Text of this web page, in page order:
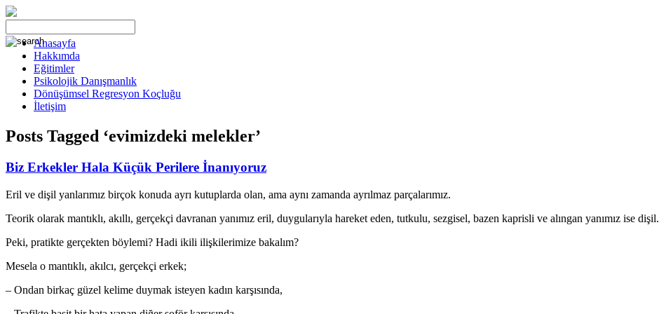
Anasayfa
Hakkımda
Eğitimler
Psikolojik Danışmanlık
Dönüşümsel Regresyon Koçluğu
İletişim
Posts Tagged ‘evimizdeki melekler’
Biz Erkekler Hala Küçük Perilere İnanıyoruz
Eril ve dişil yanlarımız birçok konuda ayrı kutuplarda olan, ama aynı zamanda ayrılmaz parçalarımız.
Teorik olarak mantıklı, akıllı, gerçekçi davranan yanımız eril, duygularıyla hareket eden, tutkulu, sezgisel, bazen kaprisli ve alıngan yanımız ise dişil.
Peki, pratikte gerçekten böylemi? Hadi ikili ilişkilerimize bakalım?
Mesela o mantıklı, akılcı, gerçekçi erkek;
– Ondan birkaç güzel kelime duymak isteyen kadın karşısında,